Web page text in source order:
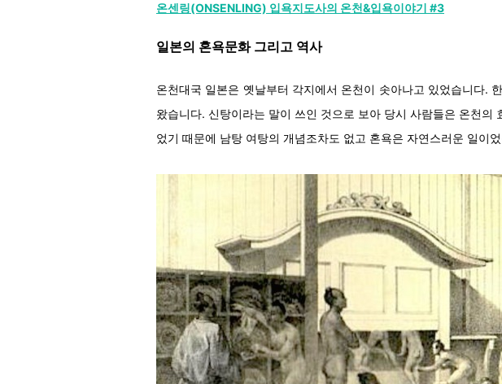
온센링(ONSENLING) 입욕지도사의 온천&입욕이야기 #3
일본의 혼욕문화 그리고 역사
온천대국 일본은 옛날부터 각지에서 온천이 솟아나고 있었습니다.
왔습니다. 신탕이라는 말이 쓰인 것으로 보아 당시 사람들은 온천
었기 때문에 남탕 여탕의 개념조차도 없고 혼욕은 자연스러운 일이